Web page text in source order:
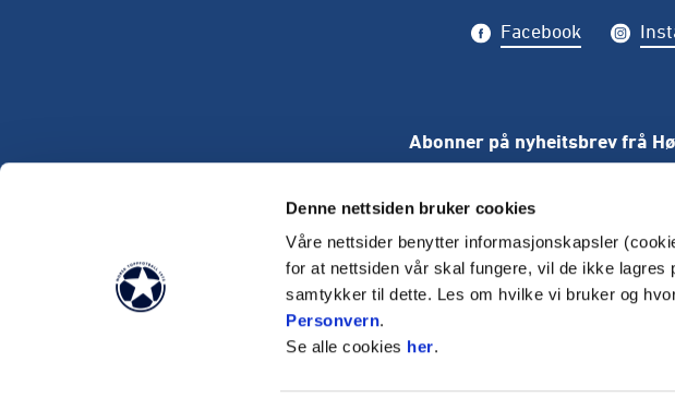
Denne nettsiden bruker cookies
Våre nettsider benytter informasjonskapsler
for at nettsiden vår skal fungere, vil de ikke lagres
samtykker til dette. Les om hvilke vi bruker og
Personvern.
Se alle cookies her.
Facebook
Abonner på nyheitsbrev frå